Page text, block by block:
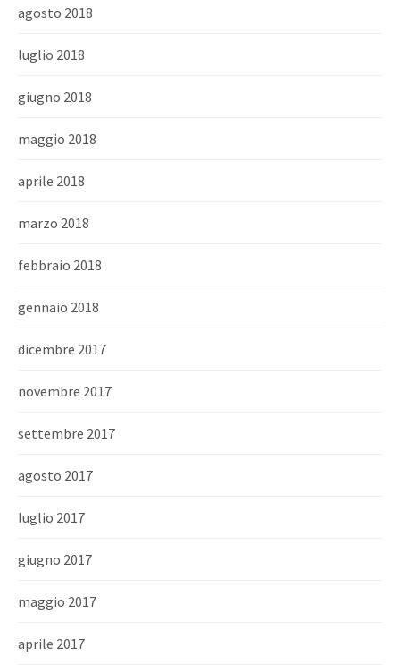
agosto 2018
luglio 2018
giugno 2018
maggio 2018
aprile 2018
marzo 2018
febbraio 2018
gennaio 2018
dicembre 2017
novembre 2017
settembre 2017
agosto 2017
luglio 2017
giugno 2017
maggio 2017
aprile 2017